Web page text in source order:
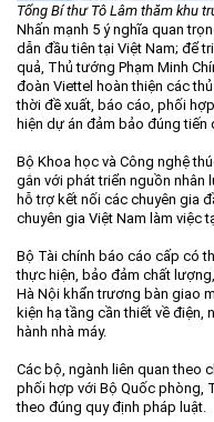
Tổng Bí thư Tô Lâm thăm khu
Nhấn mạnh 5 ý nghĩa quan
dẫn đầu tiên tại Việt Nam; để
quả, Thủ tướng Phạm Minh
đoàn Viettel hoàn thiện các
thời đề xuất, báo cáo, phối
hiện dự án đảm bảo đúng tiến
Bộ Khoa học và Công nghệ
gắn với phát triển nguồn nhân
hỗ trợ kết nối các chuyên gia
chuyên gia Việt Nam làm việc
Bộ Tài chính báo cáo cấp có
thực hiện, bảo đảm chất
Hà Nội khẩn trương bàn giao
kiện hạ tầng cần thiết về
hành nhà máy.
Các bộ, ngành liên quan theo
phối hợp với Bộ Quốc phòng,
theo đúng quy định pháp luật.